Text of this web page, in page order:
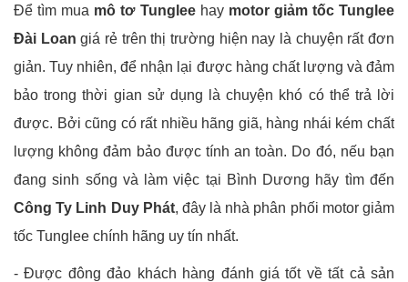
Để tìm mua mô tơ Tungleehay motor giảm tốc Tunglee
Đài Loan giá rẻ trên thị trường hiện nay là chuyện rất đơn
giản. Tuy nhiên, để nhận lại được hàng chất lượng và đảm
bảo trong thời gian sử dụng là chuyện khó có thể trả lời
được. Bởi cũng có rất nhiều hãng giã, hàng nhái kém chất
lượng không đảm bảo được tính an toàn. Do đó, nếu bạn
đang sinh sống và làm việc tại Bình Dương hãy tìm đến
Công Ty Linh Duy Phát, đây là nhà phân phối motor giảm
tốc Tunglee chính hãng uy tín nhất.
-Được đông đảo khách hàng đánh giá tốt về tất cả sản